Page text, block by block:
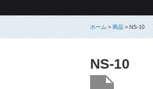
ホーム>商品> NS-10
NS-10